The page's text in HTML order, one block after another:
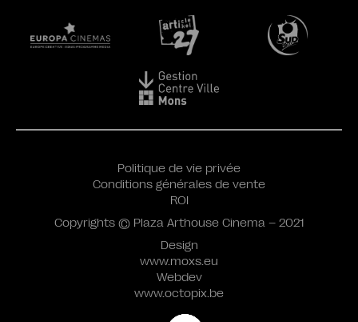
Design
www.moxs.eu
Webdev
www.octopix.be
Politique de vie privée
Conditions générales de vente
ROI
Copyrights © Plaza Arthouse Cinema – 2021